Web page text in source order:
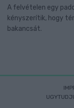
A felvételen egy
kényszerítik, hogy
bakancsát.